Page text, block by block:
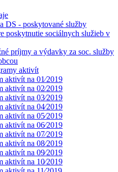
DS - poskytované služby
poskytnutie sociálnych služieb v
príjmy a výdavky za soc. služby
aktivít
aktivít na 01⁄2019
aktivít na 02⁄2019
aktivít na 03⁄2019
aktivít na 04⁄2019
aktivít na 05⁄2019
aktivít na 06⁄2019
aktivít na 07⁄2019
aktivít na 08⁄2019
aktivít na 09⁄2019
aktivít na 10⁄2019